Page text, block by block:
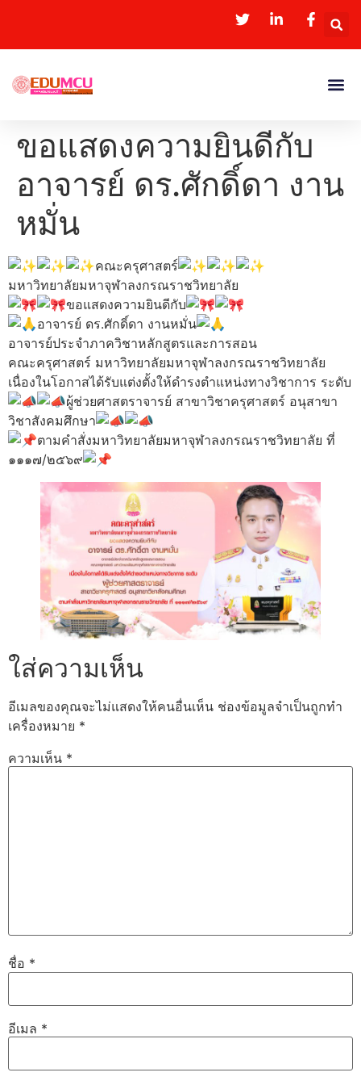
ขอแสดงความยินดีกับ
อาจารย์ ดร.ศักดิ์ดา งาน
หมั่น
คณะครุศาสตร์
มหาวิทยาลัยมหาจุฬาลงกรณราชวิทยาลัย
ขอแสดงความยินดีกับ
อาจารย์ ดร.ศักดิ์ดา งานหมั่น
อาจารย์ประจำภาควิชาหลักสูตรและการสอน
คณะครุศาสตร์ มหาวิทยาลัยมหาจุฬาลงกรณราชวิทยาลัย
เนื่องในโอกาสได้รับแต่งตั้งให้ดำรงตำแหน่งทางวิชาการ ระดับ
ผู้ช่วยศาสตราจารย์ สาขาวิชาครุศาสตร์ อนุสาขา
วิชาสังคมศึกษา
ตามคำสั่งมหาวิทยาลัยมหาจุฬาลงกรณราชวิทยาลัย ที่
๑๑๑๗/๒๕๖๙
ใส่ความเห็น
อีเมลของคุณจะไม่แสดงให้คนอื่นเห็น ช่องข้อมูลจำเป็นถูกทำ
เครื่องหมาย *
ความเห็น *
ชื่อ *
อีเมล *